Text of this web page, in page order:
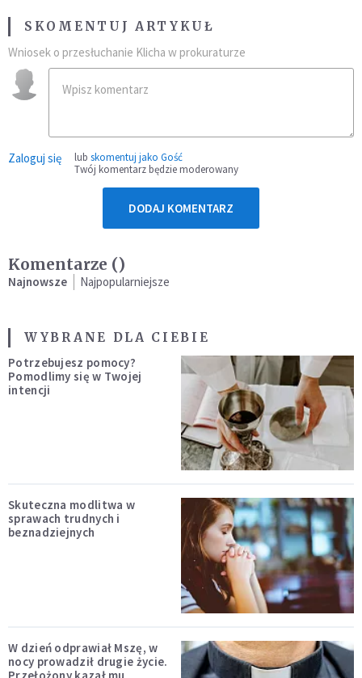
SKOMENTUJ ARTYKUŁ
Wniosek o przesłuchanie Klicha w prokuraturze
Zaloguj się lub skomentuj jako Gość
Twój komentarz będzie moderowany
DODAJ KOMENTARZ
Komentarze ()
Najnowsze Najpopularniejsze
WYBRANE DLA CIEBIE
Potrzebujesz pomocy?
Pomodlimy się w Twojej
intencji
Skuteczna modlitwa w
sprawach trudnych i
beznadziejnych
W dzień odprawiał Mszę, w
nocy prowadził drugie życie.